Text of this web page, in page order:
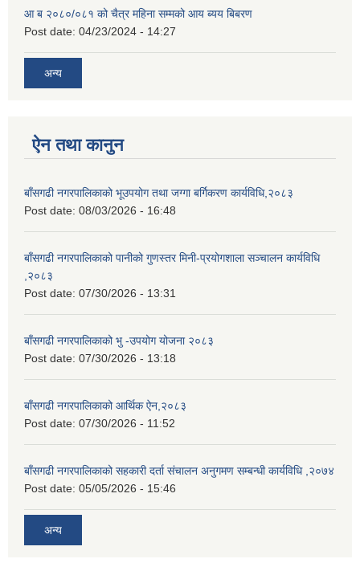
आ ब २०८०/०८१ को चैत्र महिना सम्मको आय ब्यय बिबरण
Post date: 04/23/2024 - 14:27
अन्य
ऐन तथा कानुन
बाँसगढी नगरपालिकाको भूउपयोग तथा जग्गा बर्गिकरण कार्यविधि,२०८३
Post date: 08/03/2026 - 16:48
बाँसगढी नगरपालिकाको पानीको गुणस्तर मिनी-प्रयोगशाला सञ्चालन कार्यविधि
,२०८३
Post date: 07/30/2026 - 13:31
बाँसगढी नगरपालिकाको भु -उपयोग योजना २०८३
Post date: 07/30/2026 - 13:18
बाँसगढी नगरपालिकाको आर्थिक ऐन,२०८३
Post date: 07/30/2026 - 11:52
बाँसगढी नगरपालिकाको सहकारी दर्ता संचालन अनुगमण सम्बन्धी कार्यविधि ,२०७४
Post date: 05/05/2026 - 15:46
अन्य